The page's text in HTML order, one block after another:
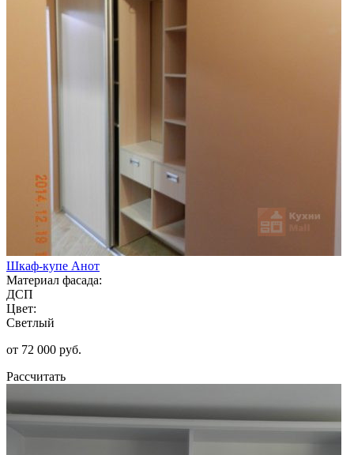
Шкаф-купе Анот
Материал фасада:
ДСП
Цвет:
Светлый
от 72 000 руб.
Рассчитать